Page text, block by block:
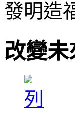
發明造
改變